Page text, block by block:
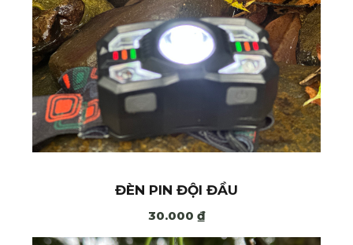
ĐÈN PIN ĐỘI ĐẦU
30.000 ₫